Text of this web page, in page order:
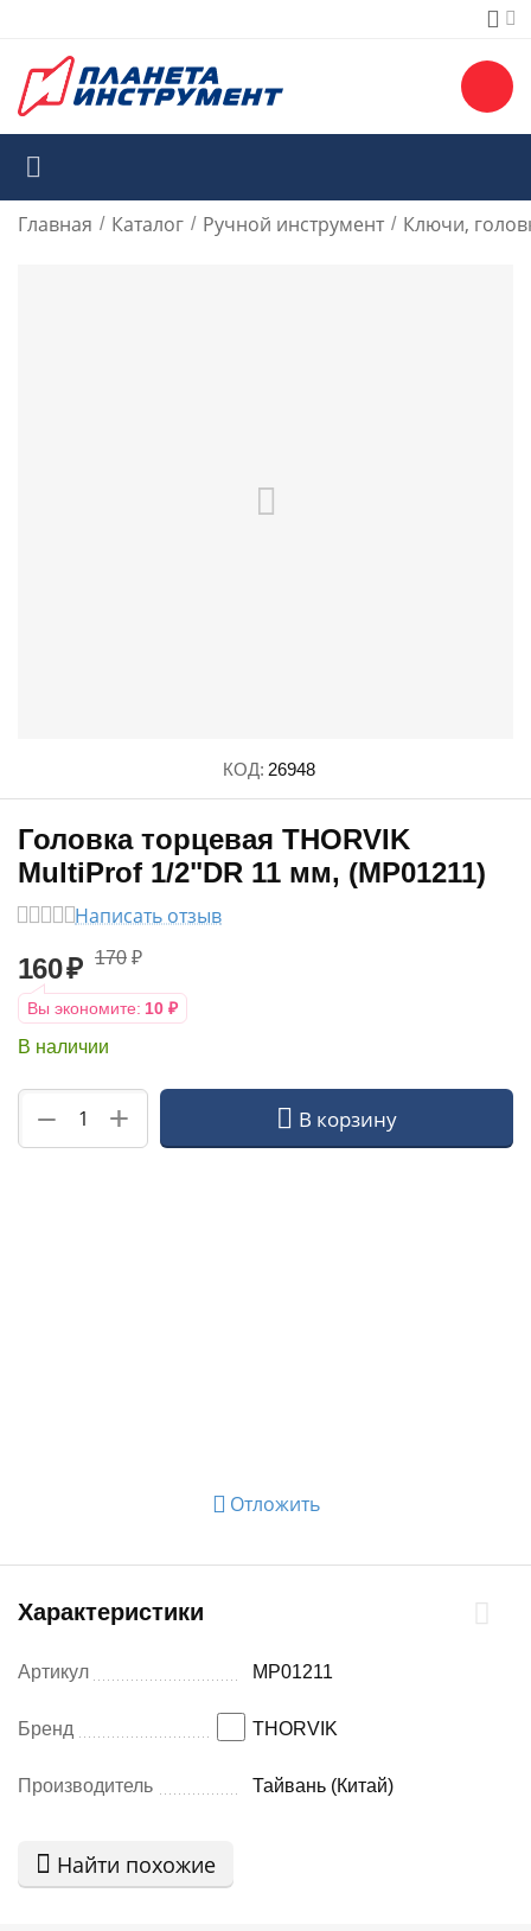
Главная / Каталог / Ручной инструмент / Ключи,
КОД: 26948
Головка торцевая THORVIK
MultiProf 1/2"DR 11 мм, (MP01211)
Написать отзыв
160₽ 170 ₽
Вы экономите: 10 ₽
В наличии
+
− В корзину
Отложить
Характеристики
Артикул MP01211
Бренд THORVIK
Производитель Тайвань (Китай)
Найти похожие